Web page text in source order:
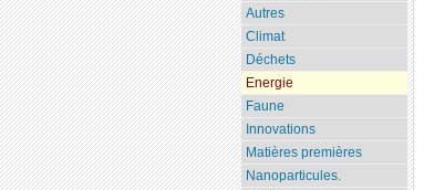
Autres
Climat
Déchets
Energie
Faune
Innovations
Matières premières
Nanoparticules.